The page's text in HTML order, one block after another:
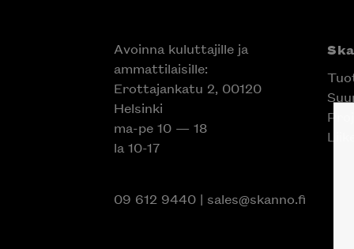
Avoinna kuluttajille ja
ammattilaisille:
Erottajankatu 2, 00120
Helsinki
ma-pe 10 — 18
la 10-17
09 612 9440| sales@skanno.fi